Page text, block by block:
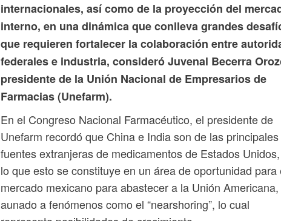
internacionales, así como de la proyección del
interno, en una dinámica que conlleva grandes
que requieren fortalecer la colaboración entre
federales e industria, consideró Juvenal Becerra
presidente de la Unión Nacional de Empresarios de
Farmacias (Unefarm).
En el Congreso Nacional Farmacéutico, el presidente de
Unefarm recordó que China e India son de las principales
fuentes extranjeras de medicamentos de Estados
lo que esto se constituye en un área de oportunidad para
mercado mexicano para abastecer a la Unión Americana,
aunado a fenómenos como el “nearshoring”, lo cual